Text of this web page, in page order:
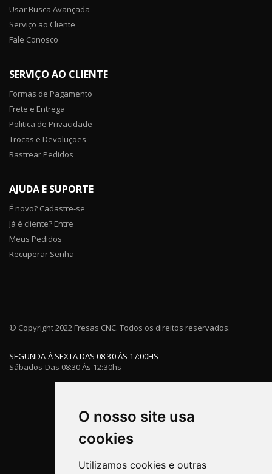
O nosso site usa
cookies
Utilizamos cookies e outras
Usar Busca Avançada
Serviço ao Cliente
Fale Conosco
SERVIÇO AO CLIENTE
Formas de Pagamento
Frete e Entrega
Politica de Privacidade
Trocas e Devoluções
Rastrear Pedidos
AJUDA E SUPORTE
É novo? Cadastre-se
Já é cliente? Entre
Meus Pedidos
Recuperar Senha
© Copyright 2022 Fresas CNC. Todos os direitos reservados.
SEGUNDA À SEXTA DAS 08:30 ÀS 17:00HS
Sábados Das 08:30 Ás 12:30hs